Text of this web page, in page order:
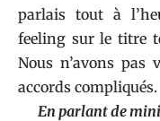
parlais tout à
feeling sur le titre
Nous n’avons pas
accords compliqués.
En parlant de